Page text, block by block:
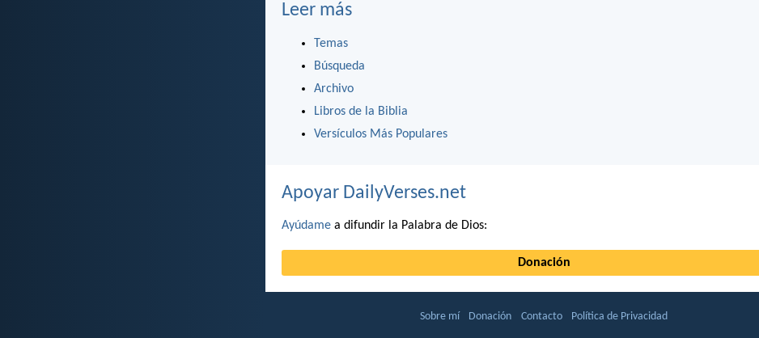
Leer más
Temas
Búsqueda
Archivo
Libros de la Biblia
Versículos Más Populares
Apoyar DailyVerses.net
Ayúdame a difundir la Palabra de Dios:
Donación
Sobre mí Donación Contacto Política de Privacidad